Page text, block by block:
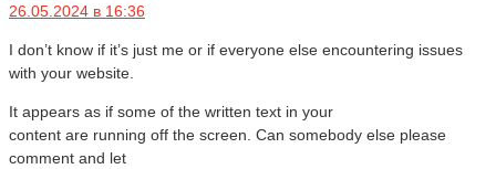
26.05.2024 в 16:36
I don’t know if it’s just me or if everyone else encountering issues
with your website.
It appears as if some of the written text in your
content are running off the screen. Can somebody else please
comment and let